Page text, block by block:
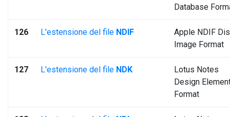
Database
126 L'estensione del file NDIF
Apple NDIF
Image Format
127 L'estensione del file NDK
Lotus Notes
Design
Format